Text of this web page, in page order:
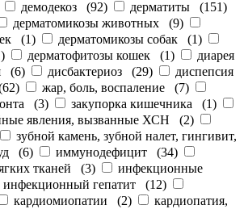
демодекоз (92) дерматиты (151)
дерматомикозы животных (9)
(1) дерматомикозы собак (1)
) дерматофитозы кошек (1)
диарея
(6) дисбактериоз (29)
диспепсия
62) жар, боль, воспаление (7)
(3) закупорка кишечника (1)
явления, вызванные ХСН (2)
зубной камень, зубной налет, гингивит,
(6) иммунодефицит (34)
тканей (3)
инфекционные
инфекционный гепатит (12)
кардиомиопатии (2)
кардиопатия,